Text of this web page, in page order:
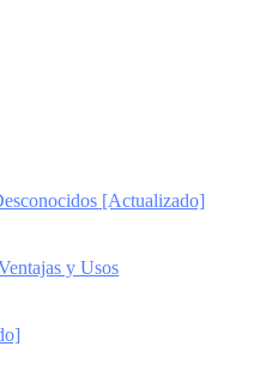
[Actualizado]
y Usos